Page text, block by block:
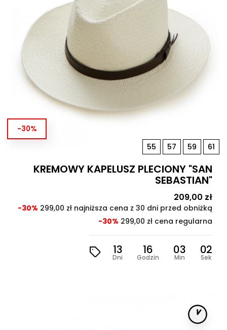
-30%
55 57 59 61
KREMOWY KAPELUSZ PLECIONY "SAN
SEBASTIAN"
Cena
209,00 zł
-30% 299,00 zł najniższa cena z 30 dni przed obniżką
-30% 299,00 zł cena regularna
13
Dni
16
Godzin
03
Min
00
Sek